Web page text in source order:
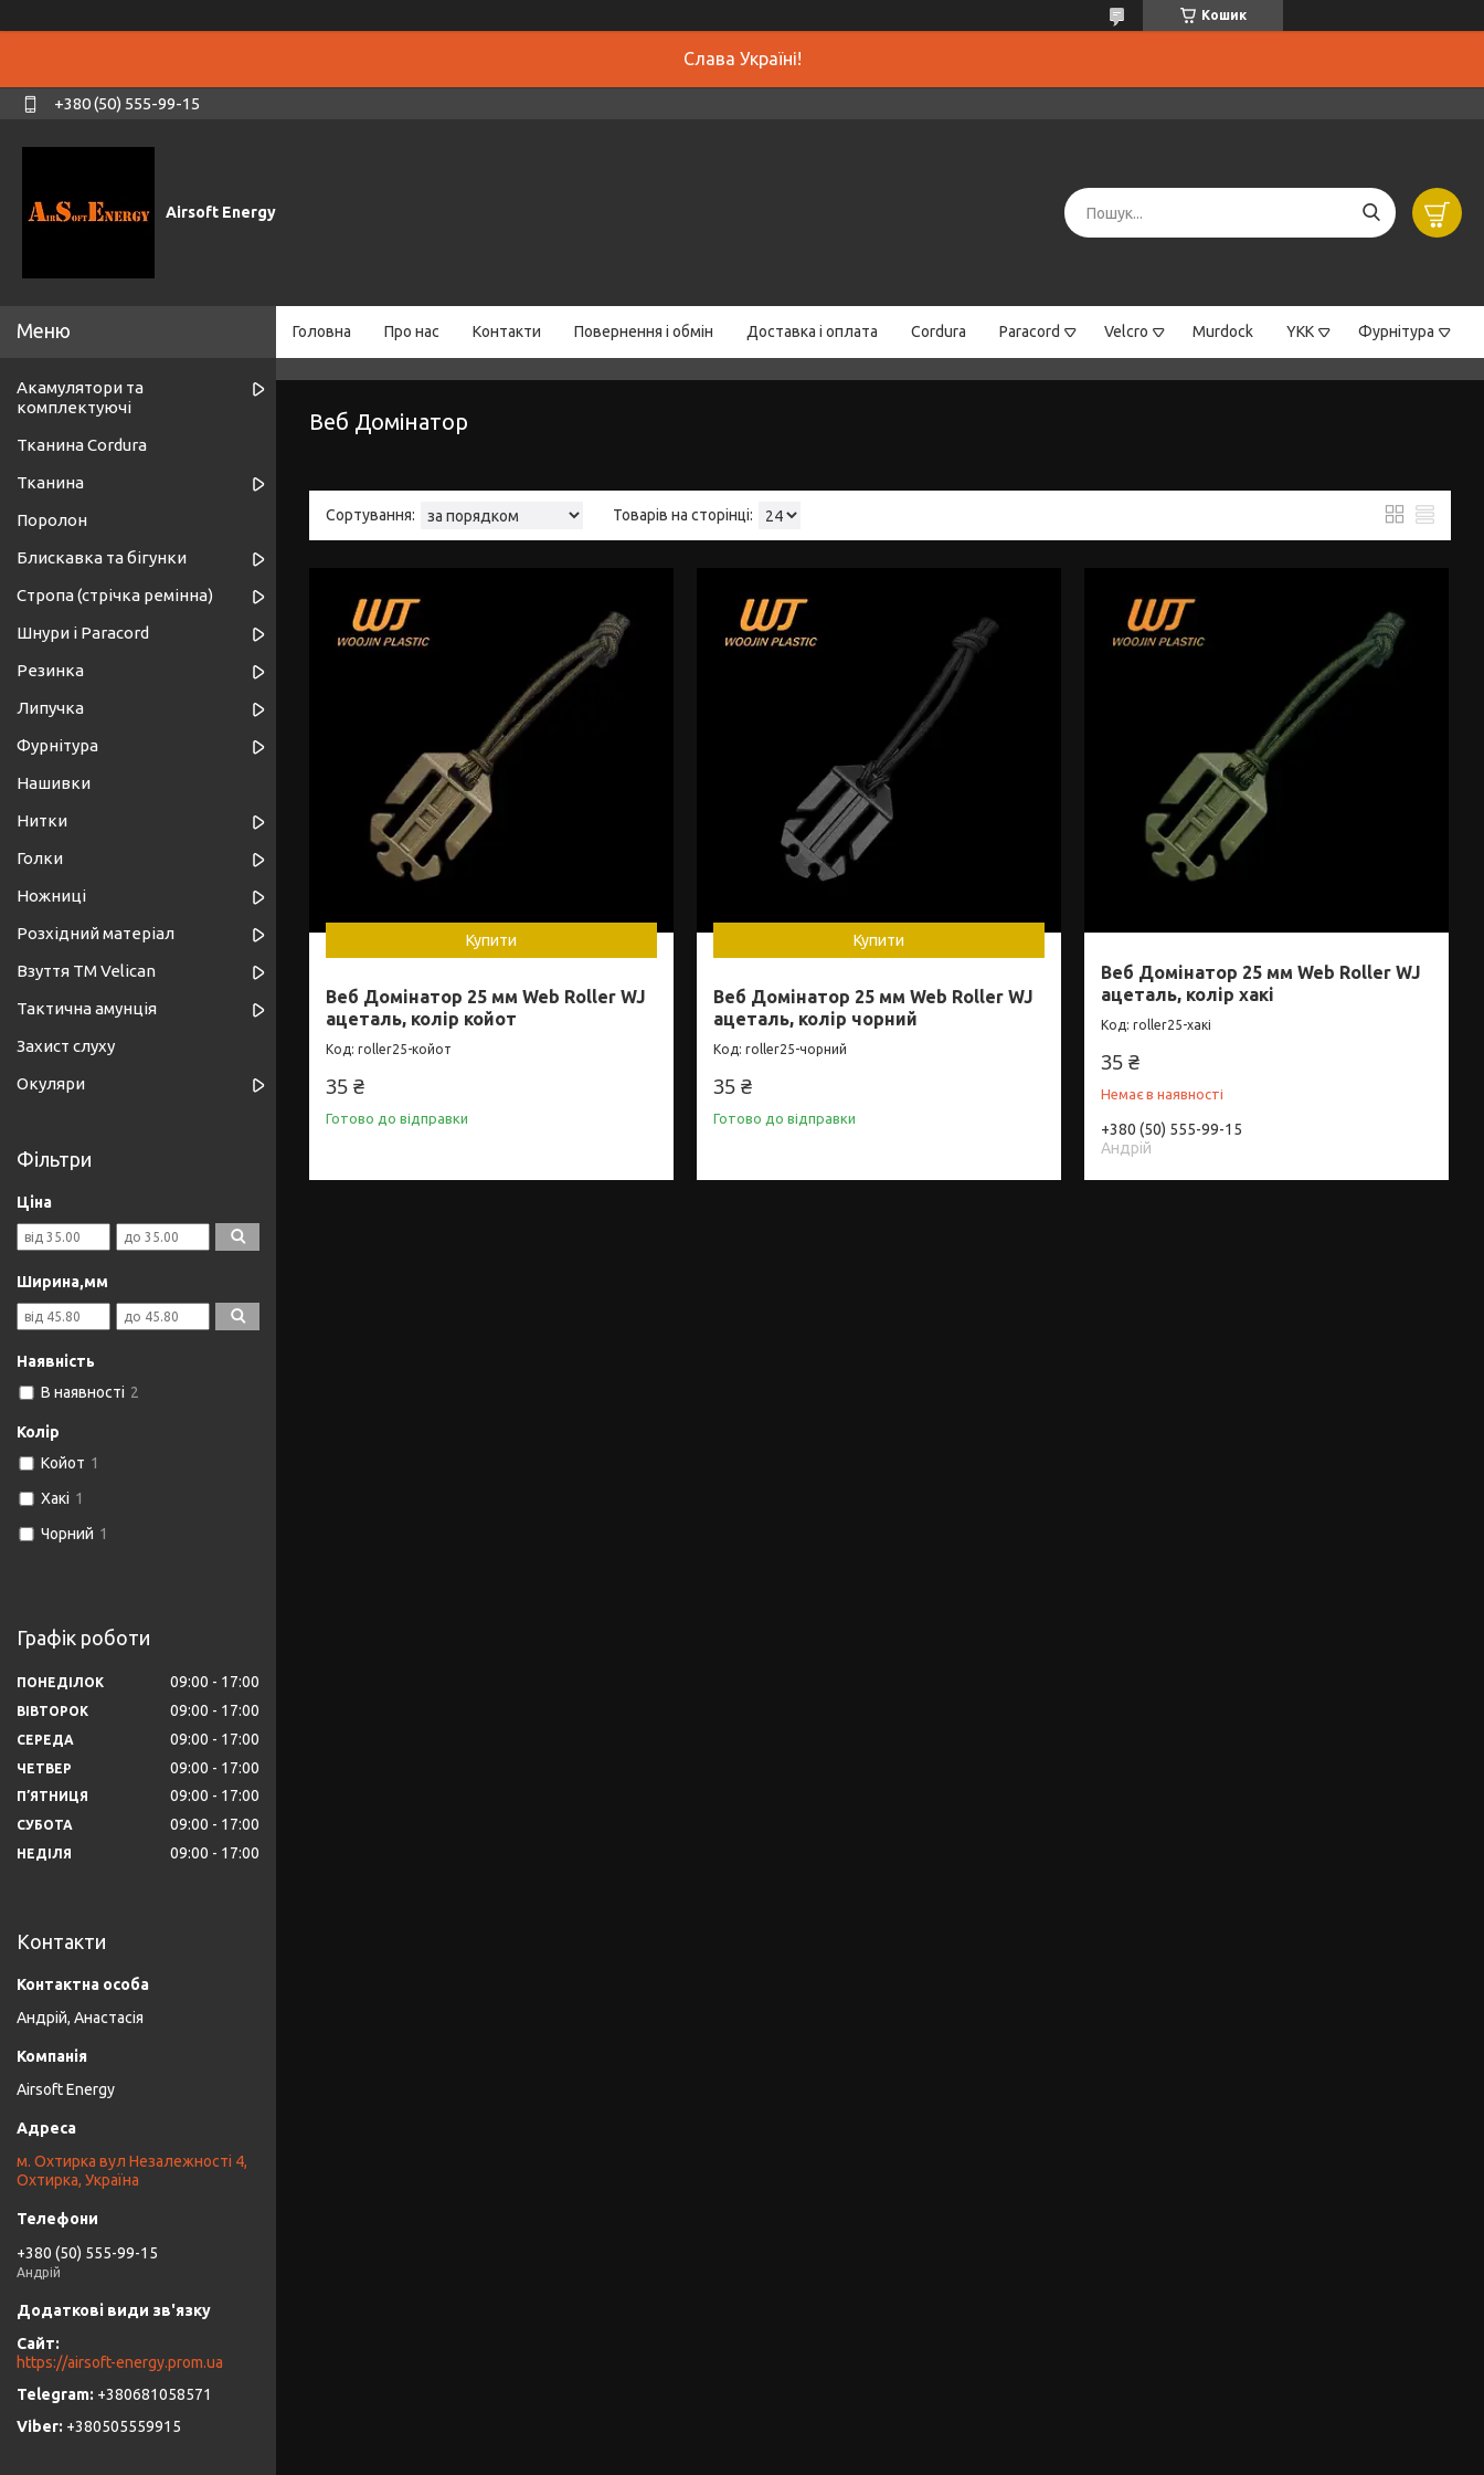
Кошик
Слава Україні!
+380 (50) 555-99-15
Airsoft Energy
Головна Про нас Контакти Повернення і обмін Доставка і оплата Cordura Paracord Velcro Murdock YKK Фурнітура
Веб Домінатор
Купити
Веб Домінатор 25 мм Web Roller WJ
ацеталь, колір койот
roller25-койот
35 ₴
Готово до відправки
Купити
Веб Домінатор 25 мм Web Roller WJ
ацеталь, колір чорний
roller25-чорний
35 ₴
Готово до відправки
Веб Домінатор 25 мм Web Roller WJ
ацеталь, колір хакі
roller25-хакі
35 ₴
Немає в наявності
+380 (50) 555-99-15
Андрій
Акамулятори та
комплектуючі
Тканина Cordura
Тканина
Поролон
Блискавка та бігунки
Стропа (стрічка ремінна)
Шнури і Paracord
Резинка
Липучка
Фурнітура
Нашивки
Нитки
Голки
Ножниці
Розхідний матеріал
Взуття ТМ Velican
Тактична амунція
Захист слуху
Окуляри
Фільтри
Ціна
Ширина,мм
Наявність
В наявності 2
Колір
Койот 1
Хакі 1
Чорний 1
Графік роботи
ПОНЕДІЛОК 09:00 17:00
ВІВТОРОК 09:00 17:00
СЕРЕДА 09:00 17:00
ЧЕТВЕР 09:00 17:00
ПʼЯТНИЦЯ 09:00 17:00
СУБОТА 09:00 17:00
НЕДІЛЯ 09:00 17:00
Контакти
Андрій, Анастасія
Airsoft Energy
м. Охтирка вул Незалежності 4,
Охтирка, Україна
+380 (50) 555-99-15
Андрій
https://airsoft-energy.prom.ua
+380681058571
+380505559915